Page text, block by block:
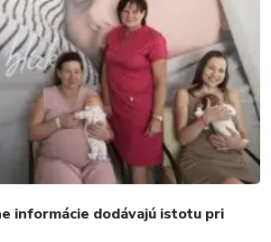
informácie dodávajú istotu pri